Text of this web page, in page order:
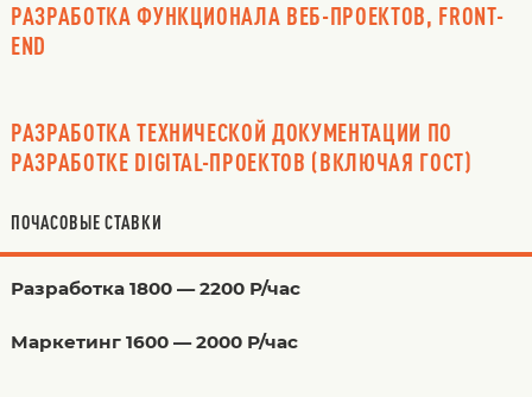
РАЗРАБОТКА ФУНКЦИОНАЛА ВЕБ-ПРОЕКТОВ, FRONT-
END
РАЗРАБОТКА ТЕХНИЧЕСКОЙ ДОКУМЕНТАЦИИ ПО
РАЗРАБОТКЕ DIGITAL-ПРОЕКТОВ (ВКЛЮЧАЯ ГОСТ)
ПОЧАСОВЫЕ СТАВКИ
Разработка 1800 — 2200 Р/час
Маркетинг 1600 — 2000 Р/час